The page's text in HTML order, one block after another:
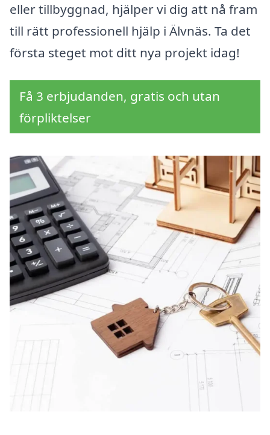
eller tillbyggnad, hjälper vi dig att nå fram
till rätt professionell hjälp i Älvnäs. Ta det
första steget mot ditt nya projekt idag!
Få 3 erbjudanden, gratis och utan
förpliktelser